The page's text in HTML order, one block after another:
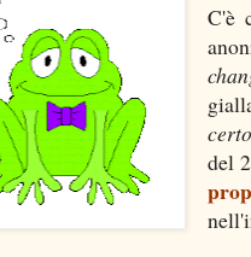
C'è
certo
del